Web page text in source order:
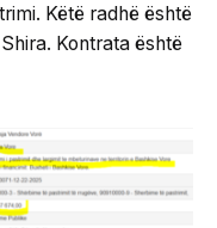
Këtë radhë është
Kontrata është